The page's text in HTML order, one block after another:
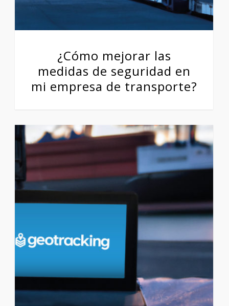
¿Cómo mejorar las
medidas de seguridad en
mi empresa de transporte?